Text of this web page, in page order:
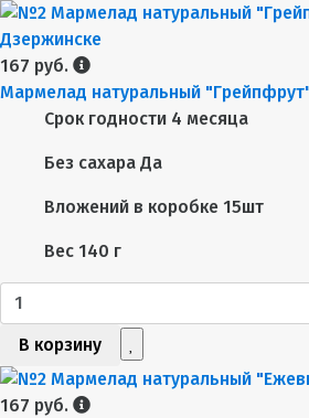
167 руб.
Мармелад натуральный
Срок годности 4 месяца
Без сахара Да
Вложений в коробке 15шт
Вес 140 г
В корзину
167 руб.